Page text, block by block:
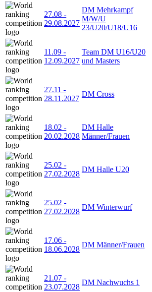
27.08 -
29.08.2027
DM Mehrkampf
M/W/U
23/U20/U18/U16
11.09 -
12.09.2027
Team DM U16/U20
und Masters
27.11 -
28.11.2027
DM Cross
18.02 -
20.02.2028
DM Halle
Männer/Frauen
25.02 -
27.02.2028
DM Halle U20
25.02 -
27.02.2028
DM Winterwurf
17.06 -
18.06.2028
DM Männer/Frauen
21.07 -
23.07.2028
DM Nachwuchs 1